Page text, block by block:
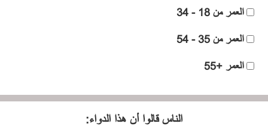
العمر من 18 - 34
العمر من 35 - 54
العمر +55
الناس قالوا أن هذا الدواء: